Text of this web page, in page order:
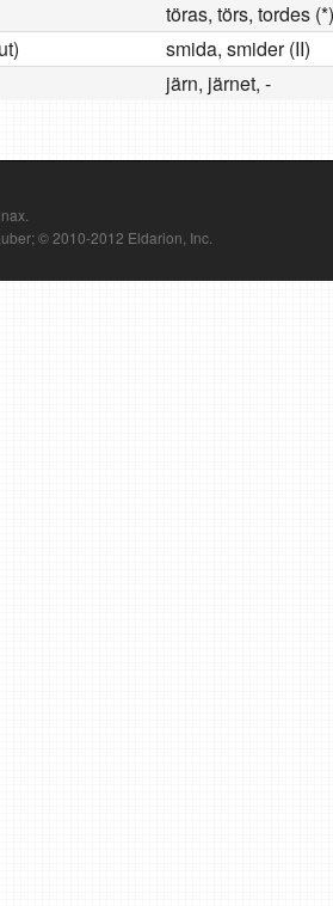
töras, törs, tordes (*)
smida, smider (II)
järn, järnet, -
© 2010-2012 Eldarion, Inc.